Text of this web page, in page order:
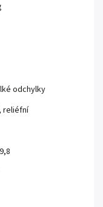
odchylky
reliéfní